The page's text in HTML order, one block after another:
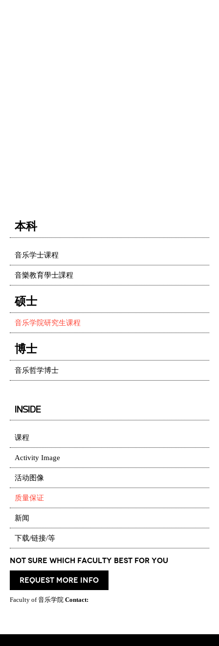
本科
音乐学士课程
音樂教育學士課程
硕士
音乐学院研究生课程
博士
音乐哲学博士
INSIDE
课程
Activity Image
活动图像
质量保证
新闻
下载/链接/等
Not Sure which Faculty best for you
request more info
Faculty of 音乐学院 Contact: